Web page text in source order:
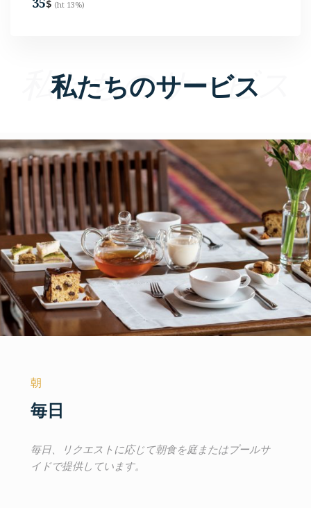
$ (ht 13%)
私たちのサービス
私たちのサービス
朝
毎日
毎日、リクエストに応じて朝食を庭またはプールサ
イドで提供しています。